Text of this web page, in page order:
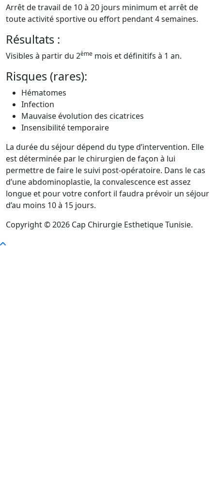
Arrêt de travail de 10 à 20 jours minimum et arrêt de
toute activité sportive ou effort pendant 4 semaines.
Résultats :
Visibles à partir du 2ème mois et définitifs à 1 an.
Risques (rares):
Hématomes
Infection
Mauvaise évolution des cicatrices
Insensibilité temporaire
La durée du séjour dépend du type d’intervention. Elle
est déterminée par le chirurgien de façon à lui
permettre de faire le suivi post-opératoire. Dans le cas
d’une abdominoplastie, la convalescence est assez
longue et pour votre confort il faudra prévoir un séjour
d’au moins 10 à 15 jours.
Copyright © 2026 Cap Chirurgie Esthetique Tunisie.